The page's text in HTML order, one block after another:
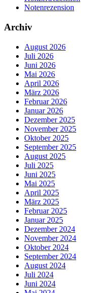
Notenrezension
Archiv
August 2026
Juli 2026
Juni 2026
Mai 2026
April 2026
März 2026
Februar 2026
Januar 2026
Dezember 2025
November 2025
Oktober 2025
September 2025
August 2025
Juli 2025
Juni 2025
Mai 2025
April 2025
März 2025
Februar 2025
Januar 2025
Dezember 2024
November 2024
Oktober 2024
September 2024
August 2024
Juli 2024
Juni 2024